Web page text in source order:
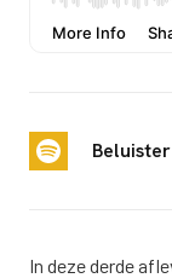
Beluister
In deze derde